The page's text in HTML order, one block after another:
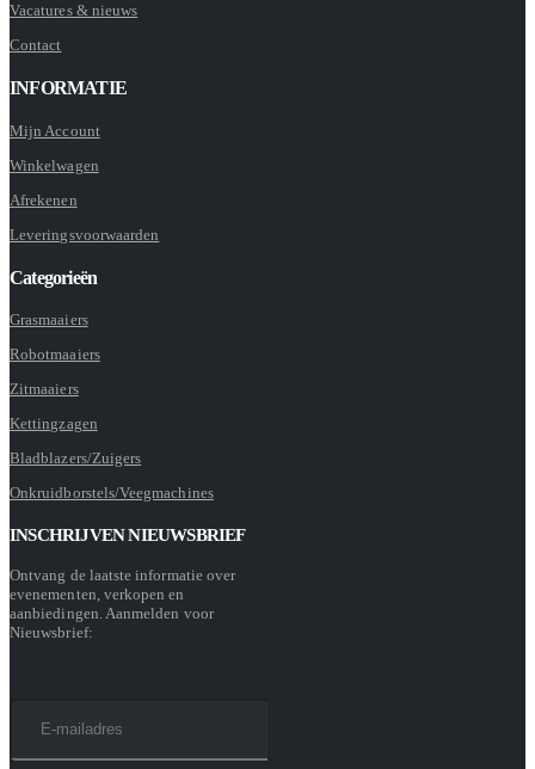
Vacatures & nieuws
Contact
INFORMATIE
Mijn Account
Winkelwagen
Afrekenen
Leveringsvoorwaarden
Categorieën
Grasmaaiers
Robotmaaiers
Zitmaaiers
Kettingzagen
Bladblazers/Zuigers
Onkruidborstels/Veegmachines
INSCHRIJVEN NIEUWSBRIEF
Ontvang de laatste informatie over
evenementen, verkopen en
aanbiedingen. Aanmelden voor
Nieuwsbrief: